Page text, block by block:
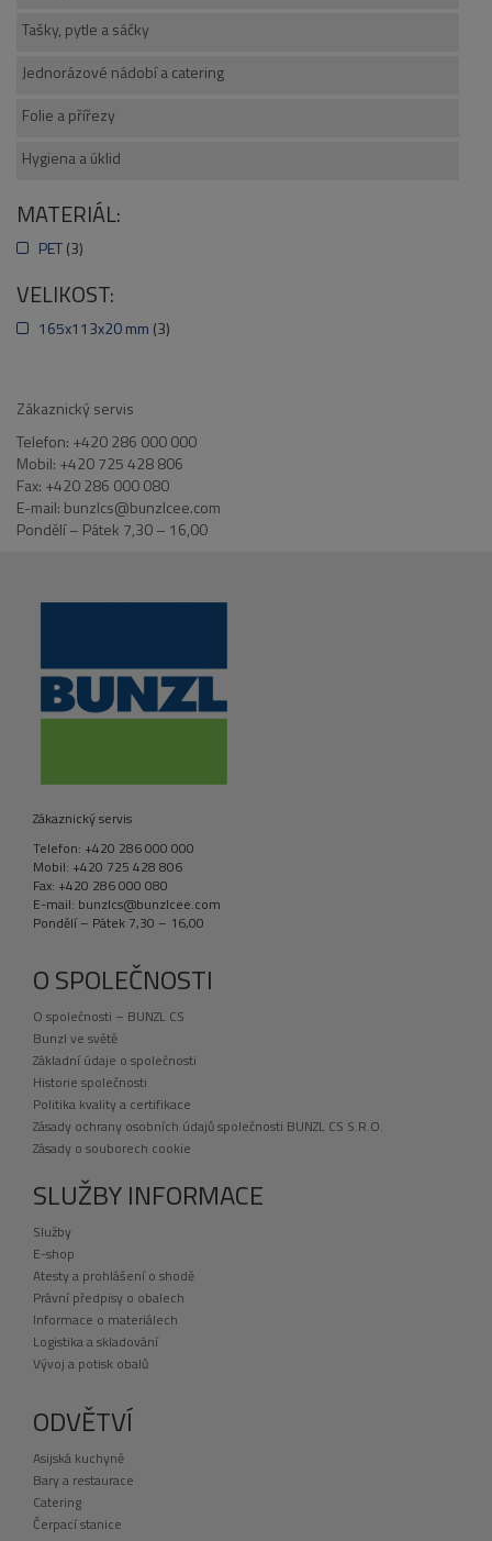
Tašky, pytle a sáčky
Jednorázové nádobí a catering
Folie a přířezy
Hygiena a úklid
MATERIÁL:
PET (3)
VELIKOST:
165x113x20 mm (3)
Zákaznický servis
Telefon: +420 286 000 000
Mobil: +420 725 428 806
Fax: +420 286 000 080
E-mail: bunzlcs@bunzlcee.com
Pondělí – Pátek 7,30 – 16,00
Zákaznický servis
Telefon: +420 286 000 000
Mobil: +420 725 428 806
Fax: +420 286 000 080
E-mail: bunzlcs@bunzlcee.com
Pondělí – Pátek 7,30 – 16,00
O SPOLEČNOSTI
O společnosti – BUNZL CS
Bunzl ve světě
Základní údaje o společnosti
Historie společnosti
Politika kvality a certifikace
Zásady ochrany osobních údajů společnosti BUNZL CS S.R.O.
Zásady o souborech cookie
SLUŽBY INFORMACE
Služby
E-shop
Atesty a prohlášení o shodě
Právní předpisy o obalech
Informace o materiálech
Logistika a skladování
Vývoj a potisk obalů
ODVĚTVÍ
Asijská kuchyně
Bary a restaurace
Catering
Čerpací stanice